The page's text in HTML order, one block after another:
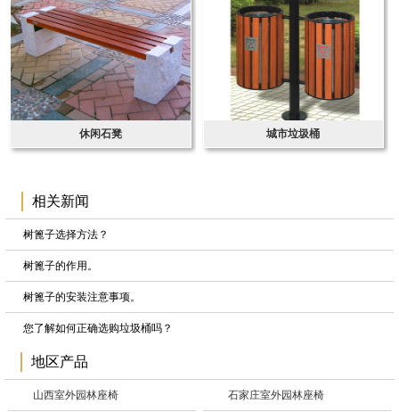
休闲石凳 城市垃圾桶
相关新闻
树篦子选择方法？
树篦子的作用。
树篦子的安装注意事项。
您了解如何正确选购垃圾桶吗？
地区产品
山西室外园林座椅 石家庄室外园林座椅